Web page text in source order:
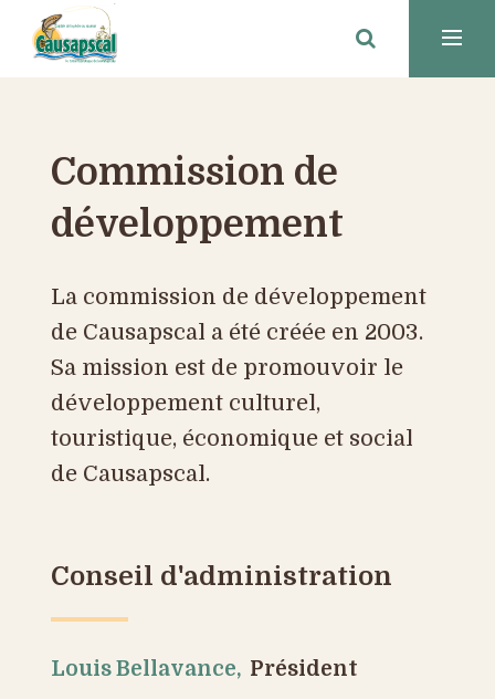
Commission de
développement
La commission de développement
de Causapscal a été créée en 2003.
Sa mission est de promouvoir le
développement culturel,
touristique, économique et social
de Causapscal.
Conseil d'administration
Louis Bellavance, Président